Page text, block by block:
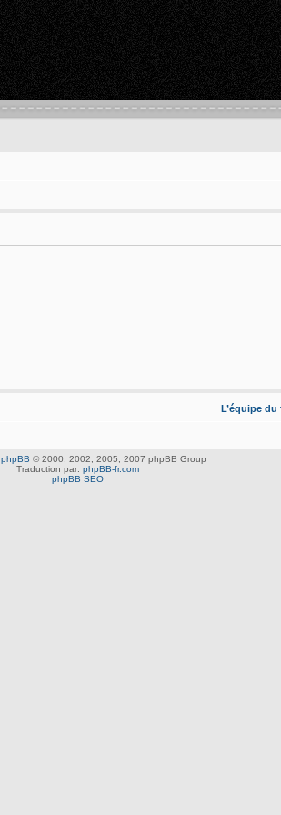
L’équipe du
phpBB © 2000, 2002, 2005, 2007 phpBB Group
Traduction par: phpBB-fr.com
phpBB SEO